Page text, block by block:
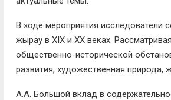
В ходе мероприятия исследователи
жырау в XIX и XX веках.
общественно-исторической
развития, художественная природа,
А.А. Большой вклад в